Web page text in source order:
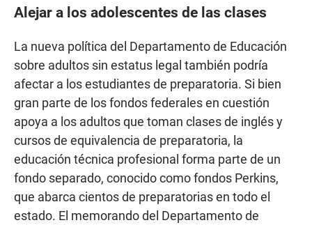
Alejar a los adolescentes de las clases
La nueva política del Departamento de Educación
sobre adultos sin estatus legal también podría
afectar a los estudiantes de preparatoria. Si bien
gran parte de los fondos federales en cuestión
apoya a los adultos que toman clases de inglés y
cursos de equivalencia de preparatoria, la
educación técnica profesional forma parte de un
fondo separado, conocido como fondos Perkins,
que abarca cientos de preparatorias en todo el
estado. El memorando del Departamento de